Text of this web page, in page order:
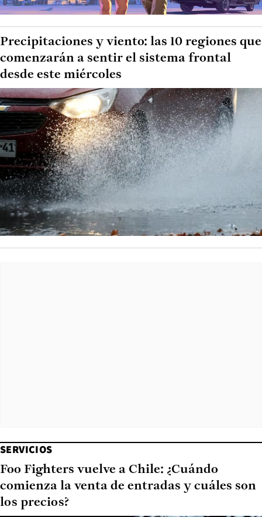
Precipitaciones y viento: las 10 regiones que
comenzarán a sentir el sistema frontal
desde este miércoles
SERVICIOS
Foo Fighters vuelve a Chile: ¿Cuándo
comienza la venta de entradas y cuáles son
los precios?